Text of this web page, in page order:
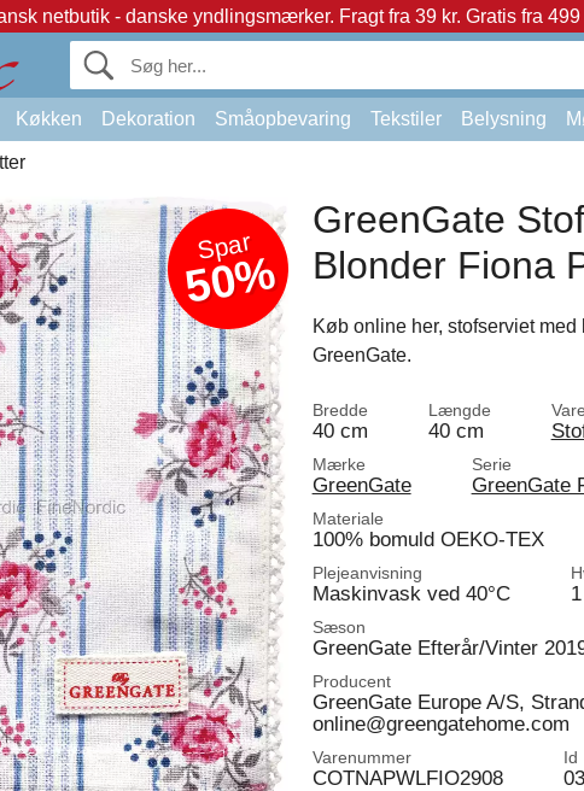
netbutik - danske yndlingsmærker. Fragt fra 39 kr. Gratis fra 499
Køkken Dekoration Småopbevaring Tekstiler Belysning
Spar
50%
GreenGate
Blonder Fiona
Køb online her, stofserviet
GreenGate.
Bredde
40 cm
Længde
40 cm
Mærke
GreenGate
Serie
GreenGate
Materiale
100% bomuld OEKO-TEX
Plejeanvisning
Maskinvask ved 40°C
Sæson
GreenGate Efterår/Vinter
Producent
GreenGate Europe A/S,
online@greengatehome.com
Varenummer
COTNAPWLFIO2908
Id